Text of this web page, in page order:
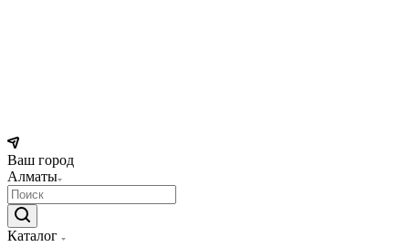
Ваш город
Алматы
Каталог